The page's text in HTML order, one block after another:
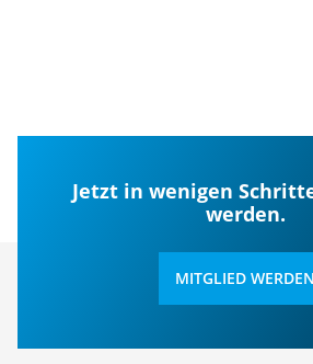
Jetzt in wenigen
werden.
MITGLIED WERDEN